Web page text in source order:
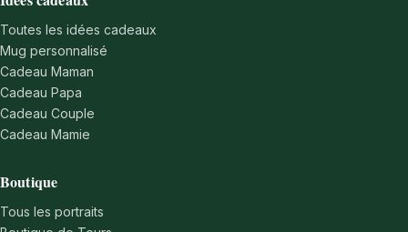
Toutes les idées cadeaux
Mug personnalisé
Cadeau Maman
Cadeau Papa
Cadeau Couple
Cadeau Mamie
Boutique
Tous les portraits